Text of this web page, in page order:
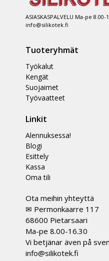
ASIASKASPALVELU Ma-pe
info@silikotek.fi
Tuoteryhmät
Työkalut
Kengät
Suojaimet
Työvaatteet
Linkit
Alennuksessa!
Blogi
Esittely
Kassa
Oma tili
Ota meihin yhteyttä
✉ Permonkaarre 117
68600 Pietarsaari
Ma-pe 8.00-16.30
Vi betjänar även på
info@silikotek.fi